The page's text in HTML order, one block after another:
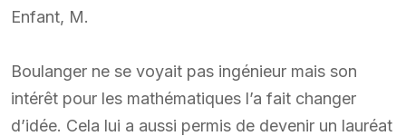
Enfant, M.
Boulanger ne se voyait pas ingénieur mais son
intérêt pour les mathématiques l’a fait changer
d’idée. Cela lui a aussi permis de devenir un lauréat